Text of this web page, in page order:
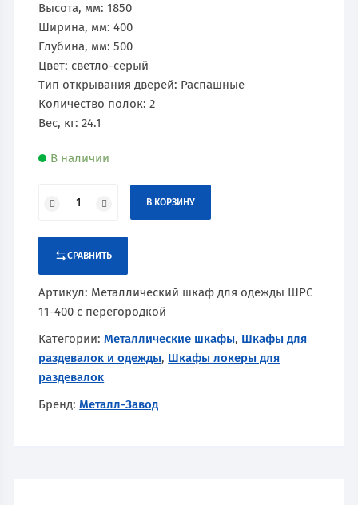
Высота, мм: 1850
Ширина, мм: 400
Глубина, мм: 500
Цвет: светло-серый
Тип открывания дверей: Распашные
Количество полок: 2
Вес, кг: 24.1
В наличии
В КОРЗИНУ
СРАВНИТЬ
Артикул: Металлический шкаф для одежды ШРС
11-400 с перегородкой
Категории:Металлические шкафы, Шкафы для
раздевалок и одежды, Шкафы локеры для
раздевалок
Бренд:Металл-Завод